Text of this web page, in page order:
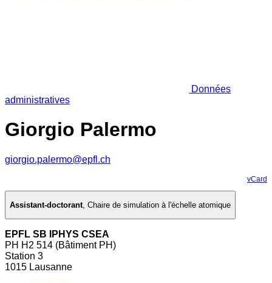
Données
administratives
Giorgio Palermo
giorgio.palermo@epfl.ch
vCard
Assistant-doctorant, Chaire de simulation à l'échelle atomique
EPFL SB IPHYS CSEA
PH H2 514 (Bâtiment PH)
Station 3
1015 Lausanne